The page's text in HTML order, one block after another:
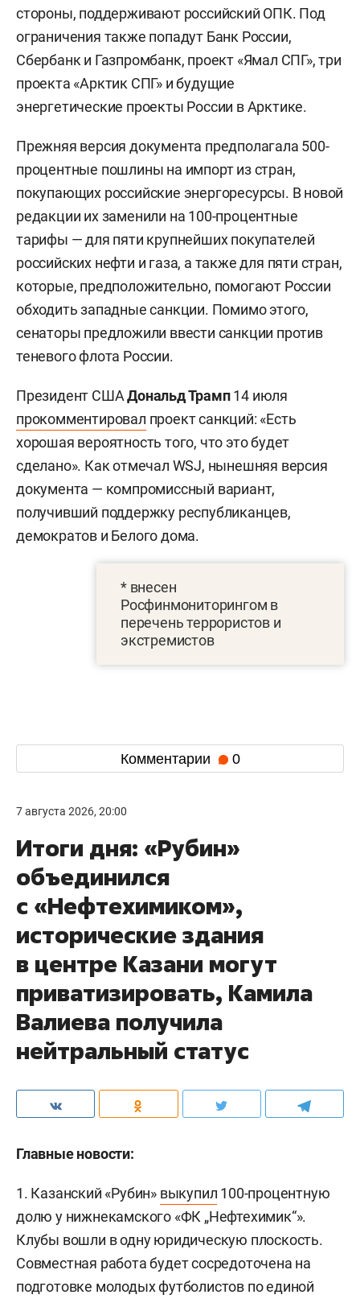
стороны, поддерживают российский ОПК. Под
ограничения также попадут Банк России,
Сбербанк и Газпромбанк, проект «Ямал СПГ», три
проекта «Арктик СПГ» и будущие
энергетические проекты России в Арктике.
Прежняя версия документа предполагала 500-
процентные пошлины на импорт из стран,
покупающих российские энергоресурсы. В новой
редакции их заменили на 100-процентные
тарифы — для пяти крупнейших покупателей
российских нефти и газа, а также для пяти стран,
которые, предположительно, помогают России
обходить западные санкции. Помимо этого,
сенаторы предложили ввести санкции против
теневого флота России.
Президент СШАДональд Трамп14 июля
прокомментировал проект санкций: «Есть
хорошая вероятность того, что это будет
сделано». Как отмечал WSJ, нынешняя версия
документа — компромиссный вариант,
получивший поддержку республиканцев,
демократов и Белого дома.
* внесен
Росфинмониторингом в
перечень террористов и
экстремистов
Комментарии 0
7 августа 2026, 20:00
Итоги дня: «Рубин»
объединился
с «Нефтехимиком»,
исторические здания
в центре Казани могут
приватизировать, Камила
Валиева получила
нейтральный статус
Главные новости:
1. Казанский «Рубин» выкупил 100-процентную
долю у нижнекамского «ФК „Нефтехимик“».
Клубы вошли в одну юридическую плоскость.
Совместная работа будет сосредоточена на
подготовке молодых футболистов по единой